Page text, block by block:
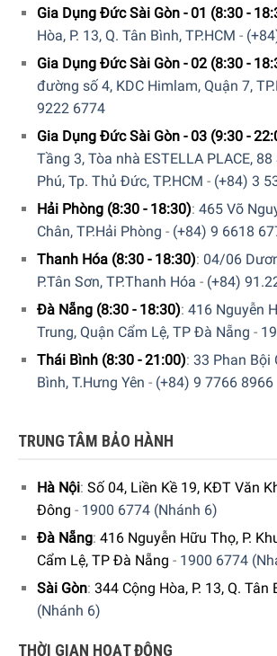
Tủ được trang bị6 kệ , trong đó5 kệ có
và 1 kệ có thể gấp gọn
giúp tối ưu
trữ tùy theo nhu cầu sử dụng.
Hệ thống BioFresh bao gồm
để bảo quản thịt, cá, rau củ, cùng1 ngăn
Professionalduy trì nhiệt độ và độ ẩm lý
quản rau quả và thực phẩm tươi sống lâu
thực phẩm luôn tươi ngon.
SoftTelescopic giúp di chuyển trơn tru,
tránh tình trạng đóng mạnh gây tiếng ồn
Gia Dụng Đức Sài Gòn - 01 (8:30 -
Hòa, P. 13, Q. Tân Bình, TP.HCM -
Gia Dụng Đức Sài Gòn - 02 (8:30 -
đường số 4, KDC Himlam, Quận 7,
9222 6774
Gia Dụng Đức Sài Gòn - 03 (9:30 -
Tầng 3, Tòa nhà ESTELLA PLACE, 88
Phú, Tp. Thủ Đức, TP.HCM - (+84) 3
Hải Phòng (8:30 - 18:30): 465 Võ
Chân, TP.Hải Phòng - (+84) 9 6618
Thanh Hóa (8:30 - 18:30): 04/06
P.Tân Sơn, TP.Thanh Hóa - (+84)
Đà Nẵng (8:30 - 18:30): 416 Nguyễn
Trung, Quận Cẩm Lệ, TP Đà Nẵng -
Thái Bình (8:30 - 21:00): 33 Phan Bội
Bình, T.Hưng Yên - (+84) 9 7766 8966
TRUNG TÂM BẢO HÀNH
Hà Nội: Số 04, Liền Kề 19, KĐT Văn
Đông - 1900 6774 (Nhánh 6)
Đà Nẵng: 416 Nguyễn Hữu Thọ, P.
Cẩm Lệ, TP Đà Nẵng - 1900 6774
Sài Gòn: 344 Cộng Hòa, P. 13, Q. Tân
(Nhánh 6)
THỜI GIAN HOẠT ĐỘNG